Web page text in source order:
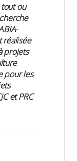
ou
réalisée
projets
pour les
et PRC